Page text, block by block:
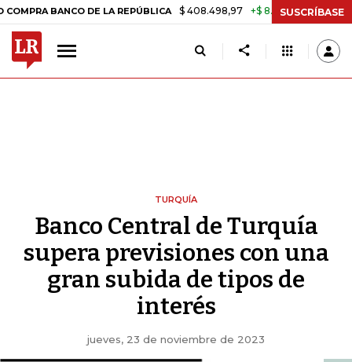
BANCO DE LA REPÚBLICA $ 408.498,97 +$ 8.753,81 +2,19%
SUSCRÍBASE
TURQUÍA
Banco Central de Turquía
supera previsiones con una
gran subida de tipos de
interés
jueves, 23 de noviembre de 2023